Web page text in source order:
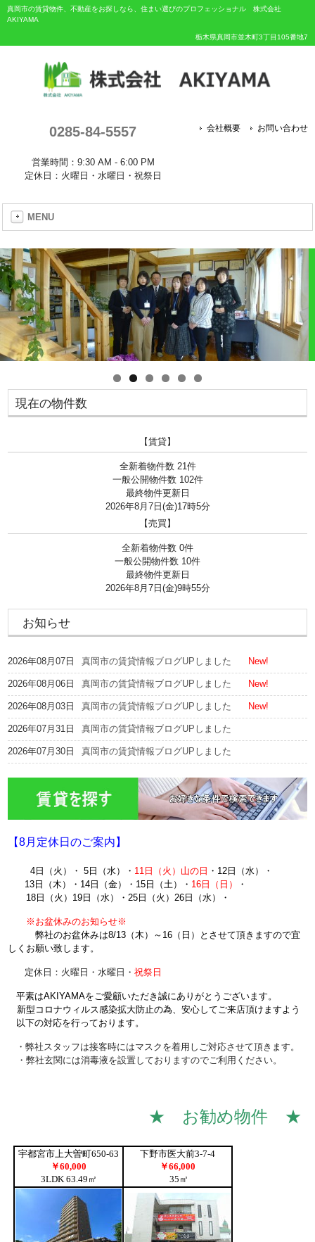
真岡市の賃貸物件、不動産をお探しなら、住まい選びのプロフェッショナル 株式会社
AKIYAMA
栃木県真岡市並木町3丁目105番地7
0285-84-5557
営業時間：9:30 AM - 6:00 PM
定休日：火曜日・水曜日・祝祭日
会社概要 お問い合わせ
MENU
現在の物件数
【賃貸】
全新着物件数 21 件
一般公開物件数 102件
最終物件更新日
2026年8月7日(金)17時5分
【売買】
全新着物件数 0件
一般公開物件数 10件
最終物件更新日
2026年8月7日(金)9時55分
お知らせ
2026年08月07日 真岡市の賃貸情報ブログUPしました New!
2026年08月06日 真岡市の賃貸情報ブログUPしました New!
2026年08月03日 真岡市の賃貸情報ブログUPしました New!
2026年07月31日 真岡市の賃貸情報ブログUPしました
2026年07月30日 真岡市の賃貸情報ブログUPしました
【8月定休日のご案内】
4日（火）・ 5日（水）・ 11日（火 ）山の日 ・12日（水）・
13日（木）・14日（金）・15日（土）・ 16日（日）
・
18日（火）19日（水）・25日（火）26日（水）・
※お盆休みのお知らせ※
弊社のお盆休みは8/13（木）～16（日）とさせて頂きますので宜
しくお願い致します。
定休日：火曜日・水曜日・祝祭日
平素はAKIYAMAをご愛顧いただき誠にありがとうございます。
新型コロナウィルス感染拡大防止の為、安心してご来店頂けますよう
以下の対応を行っております。
・弊社スタッフは接客時にはマスクを着用しご対応させて頂きます。
・弊社玄関には消毒液を設置しておりますのでご利用ください。
★ お勧め物件 ★